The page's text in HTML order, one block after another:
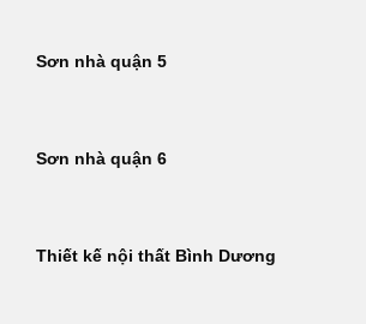
Sơn nhà quận 5
Sơn nhà quận 6
Thiết kế nội thất Bình Dương